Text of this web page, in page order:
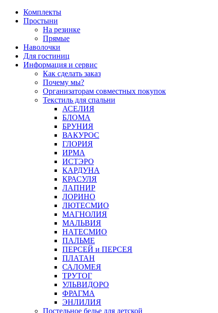
Перейти
содержимому
Комплекты
Простыни
На резинке
Прямые
Наволочки
Для гостиниц
Информация и сервис
Как сделать заказ
Почему мы?
Организаторам совместных покупок
Текстиль для спальни
АСЕЛИЯ
БЛОМА
БРУНИЯ
ВАКУРОС
ГЛОРИЯ
ИРМА
ИСТЭРО
КАРДУНА
КРАСУЛЯ
ЛАПНИР
ЛОРИНО
ЛЮТЕСМИО
МАГНОЛИЯ
МАЛЬВИЯ
НАТЕСМИО
ПАЛЬМЕ
ПЕРСЕЙ и ПЕРСЕЯ
ПЛАТАН
САЛОМЕЯ
ТРУТОГ
УЛЬВИДОРО
ФРАГМА
ЭНЛИЛИЯ
Постельное белье для детской